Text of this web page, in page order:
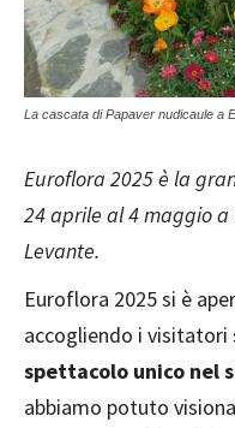
La cascata di Papaver nudicaule a
Euroflora 2025 è la
24 aprile al 4 maggio
Levante.
Euroflora 2025 si è
accogliendo i visitatori
spettacolo unico nel
abbiamo potuto